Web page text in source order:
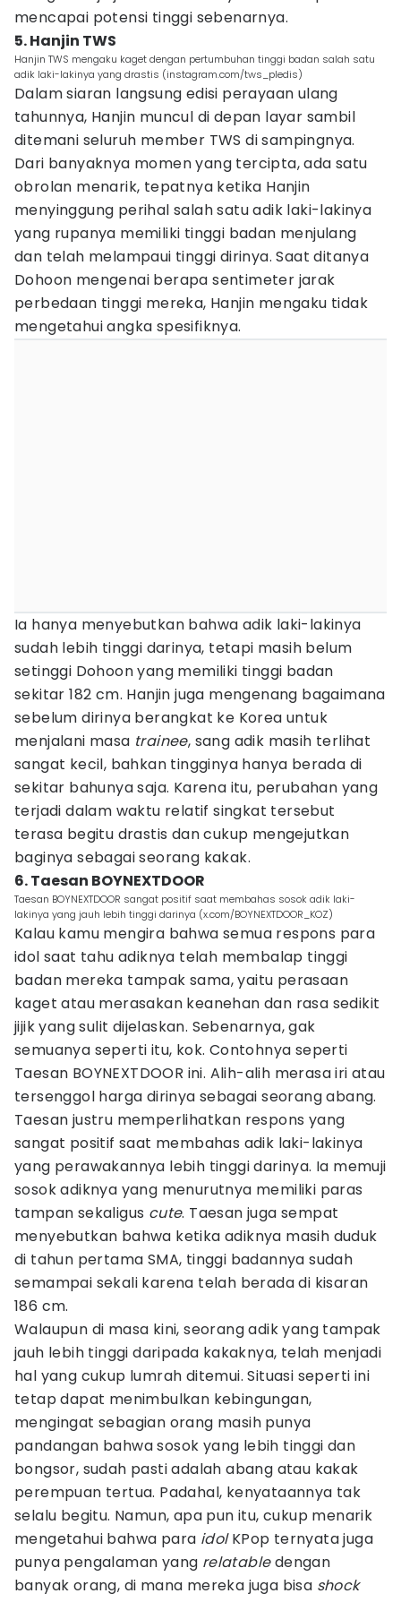
mencapai potensi tinggi sebenarnya.
5. Hanjin TWS
Hanjin TWS mengaku kaget dengan pertumbuhan tinggi badan salah satu
adik laki-lakinya yang drastis (instagram.com/tws_pledis)
Dalam siaran langsung edisi perayaan ulang
tahunnya, Hanjin muncul di depan layar sambil
ditemani seluruh member TWS di sampingnya.
Dari banyaknya momen yang tercipta, ada satu
obrolan menarik, tepatnya ketika Hanjin
menyinggung perihal salah satu adik laki-lakinya
yang rupanya memiliki tinggi badan menjulang
dan telah melampaui tinggi dirinya. Saat ditanya
Dohoon mengenai berapa sentimeter jarak
perbedaan tinggi mereka, Hanjin mengaku tidak
mengetahui angka spesifiknya.
Ia hanya menyebutkan bahwa adik laki-lakinya
sudah lebih tinggi darinya, tetapi masih belum
setinggi Dohoon yang memiliki tinggi badan
sekitar 182 cm. Hanjin juga mengenang bagaimana
sebelum dirinya berangkat ke Korea untuk
menjalani masa trainee, sang adik masih terlihat
sangat kecil, bahkan tingginya hanya berada di
sekitar bahunya saja. Karena itu, perubahan yang
terjadi dalam waktu relatif singkat tersebut
terasa begitu drastis dan cukup mengejutkan
baginya sebagai seorang kakak.
6. Taesan BOYNEXTDOOR
Taesan BOYNEXTDOOR sangat positif saat membahas sosok adik laki-
lakinya yang jauh lebih tinggi darinya (x.com/BOYNEXTDOOR_KOZ)
Kalau kamu mengira bahwa semua respons para
idol saat tahu adiknya telah membalap tinggi
badan mereka tampak sama, yaitu perasaan
kaget atau merasakan keanehan dan rasa sedikit
jijik yang sulit dijelaskan. Sebenarnya, gak
semuanya seperti itu, kok. Contohnya seperti
Taesan BOYNEXTDOOR ini. Alih-alih merasa iri atau
tersenggol harga dirinya sebagai seorang abang.
Taesan justru memperlihatkan respons yang
sangat positif saat membahas adik laki-lakinya
yang perawakannya lebih tinggi darinya. Ia memuji
sosok adiknya yang menurutnya memiliki paras
tampan sekaligus cute. Taesan juga sempat
menyebutkan bahwa ketika adiknya masih duduk
di tahun pertama SMA, tinggi badannya sudah
semampai sekali karena telah berada di kisaran
186 cm.
Walaupun di masa kini, seorang adik yang tampak
jauh lebih tinggi daripada kakaknya, telah menjadi
hal yang cukup lumrah ditemui. Situasi seperti ini
tetap dapat menimbulkan kebingungan,
mengingat sebagian orang masih punya
pandangan bahwa sosok yang lebih tinggi dan
bongsor, sudah pasti adalah abang atau kakak
perempuan tertua. Padahal, kenyataannya tak
selalu begitu. Namun, apa pun itu, cukup menarik
mengetahui bahwa para idolKPop ternyata juga
punya pengalaman yang relatabledengan
banyak orang, di mana mereka juga bisa shock